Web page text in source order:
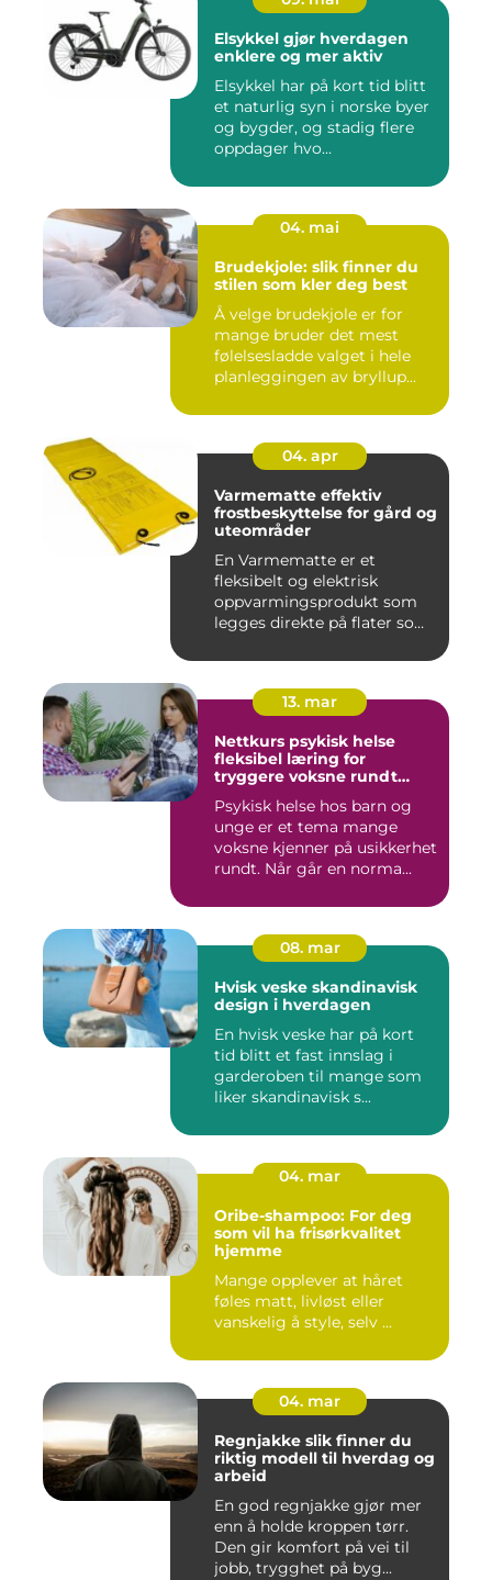
Elsykkel gjør hverdagen
enklere og mer aktiv
Elsykkel har på kort tid blitt
et naturlig syn i norske byer
og bygder, og stadig flere
oppdager hvo...
04. mai
Brudekjole: slik finner du
stilen som kler deg best
Å velge brudekjole er for
mange bruder det mest
følelsesladde valget i hele
planleggingen av bryllup...
04. apr
Varmematte effektiv
frostbeskyttelse for gård og
uteområder
En Varmematte er et
fleksibelt og elektrisk
oppvarmingsprodukt som
legges direkte på flater som
13. mar
Nettkurs psykisk helse
fleksibel læring for
tryggere voksne rundt
Psykisk helse hos barn og
unge er et tema mange
voksne kjenner på usikkerhet
rundt. Når går en norma...
08. mar
Hvisk veske skandinavisk
design i hverdagen
En hvisk veske har på kort
tid blitt et fast innslag i
garderoben til mange som
liker skandinavisk s...
04. mar
Oribe-shampoo: For deg
som vil ha frisørkvalitet
hjemme
Mange opplever at håret
føles matt, livløst eller
vanskelig å style, selv ...
04. mar
Regnjakke slik finner du
riktig modell til hverdag og
arbeid
En god regnjakke gjør mer
enn å holde kroppen tørr.
Den gir komfort på vei til
jobb, trygghet på byg...